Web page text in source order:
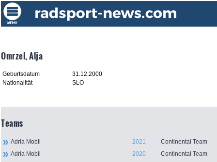
Omrzel, Alja
Geburtsdatum
31.12.2000
Nationalität
SLO
Teams
Adria Mobil 2021
Continental Team
Adria Mobil
2020
Continental Team